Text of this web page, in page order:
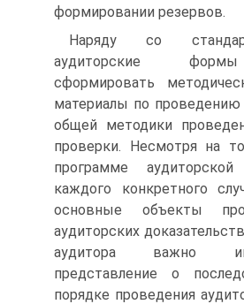
формировании резервов.
Наряду со
аудиторские
сформировать
материалы по
общей методики
проверки. Несмотря на
программе
каждого конкретного
основные объекты
аудиторских
аудитора важно
представление о
порядке проведения